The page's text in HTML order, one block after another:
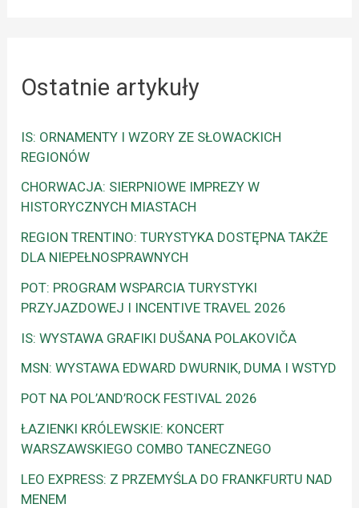
Ostatnie artykuły
IS: ORNAMENTY I WZORY ZE SŁOWACKICH
REGIONÓW
CHORWACJA: SIERPNIOWE IMPREZY W
HISTORYCZNYCH MIASTACH
REGION TRENTINO: TURYSTYKA DOSTĘPNA TAKŻE
DLA NIEPEŁNOSPRAWNYCH
POT: PROGRAM WSPARCIA TURYSTYKI
PRZYJAZDOWEJ I INCENTIVE TRAVEL 2026
IS: WYSTAWA GRAFIKI DUŠANA POLAKOVIČA
MSN: WYSTAWA EDWARD DWURNIK, DUMA I WSTYD
POT NA POL’AND’ROCK FESTIVAL 2026
ŁAZIENKI KRÓLEWSKIE: KONCERT
WARSZAWSKIEGO COMBO TANECZNEGO
LEO EXPRESS: Z PRZEMYŚLA DO FRANKFURTU NAD
MENEM